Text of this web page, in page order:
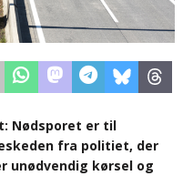
Nødsporet er til
fra politiet, der
unødvendig kørsel og